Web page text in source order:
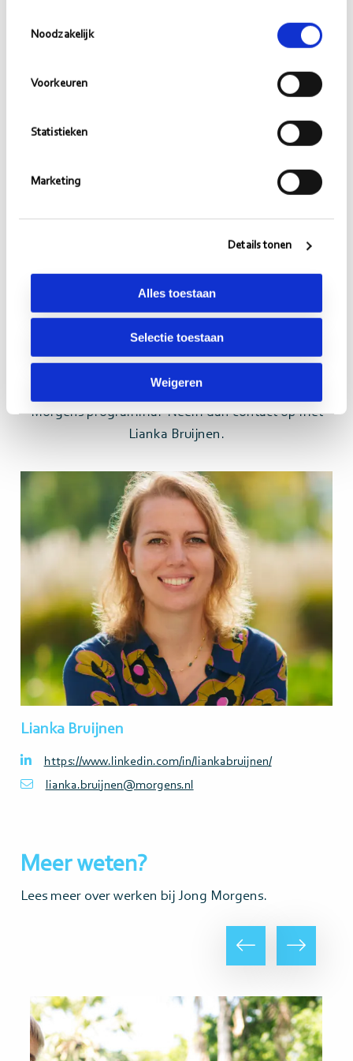
Noodzakelijk
Voorkeuren
Statistieken
Marketing
Details tonen
Alles toestaan
Selectie toestaan
Weigeren
rugzak aan ervaring en kennis om te in te
zetten in je volgende projecten. Je weet
nu een stuk beter wie je bent, wat je kan
en wat je wil. Je kijkt er naar uit dit verder
netwerk aan Jong Morgens collega's waar
je op terug kunt vallen.
Meer weten?
Heb je vragen of wil je meer weten over het Jong
Morgens programma? Neem dan contact op met
Lianka Bruijnen.
Lianka Bruijnen
https://www.linkedin.com/in/liankabruijnen/
lianka.bruijnen@morgens.nl
meer>
Meer weten?
Lees meer over werken bij Jong Morgens.
Volgende
Lees
meer
Lees
meer
Vorige